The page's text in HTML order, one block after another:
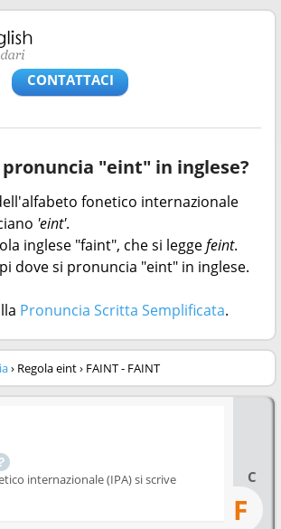
CONTATTACI
"eint" in inglese?
fonetico internazionale
'eint'.
inglese "faint", che si leggefeint.
dove si pronuncia "eint" in inglese.
Pronuncia Scritta Semplificata.
› Regola eint › FAINT - FAINT
C
F
internazionale (IPA) si scrive